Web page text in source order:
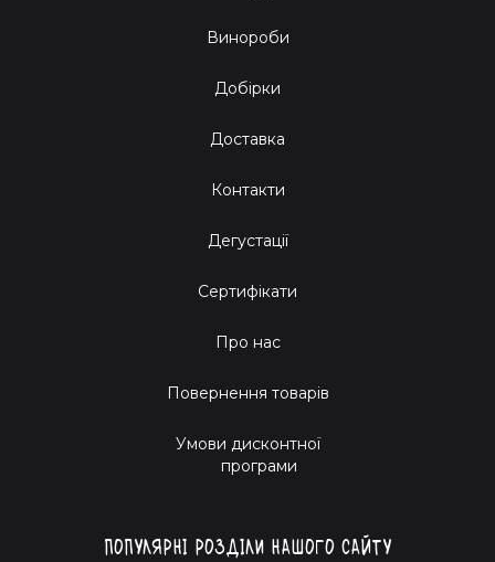
Винороби
Добірки
Доставка
Контакти
Дегустації
Сертифікати
Про нас
Повернення товарів
Умови дисконтної
програми
Популярні розділи нашого сайту